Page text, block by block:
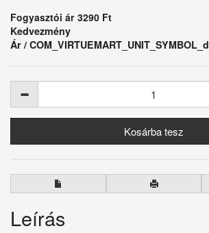
Fogyasztói ár 3290 Ft
Kedvezmény
Ár /
Leírás